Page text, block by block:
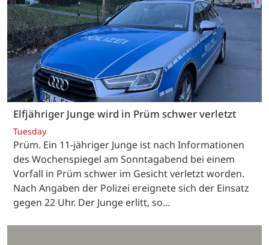
Elfjähriger Junge wird in Prüm schwer verletzt
Tuesday
Prüm. Ein 11-jähriger Junge ist nach Informationen
des Wochenspiegel am Sonntagabend bei einem
Vorfall in Prüm schwer im Gesicht verletzt worden.
Nach Angaben der Polizei ereignete sich der Einsatz
gegen 22 Uhr. Der Junge erlitt, so…